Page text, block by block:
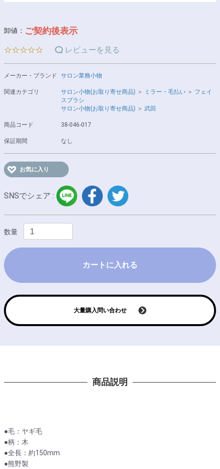
卸値： ご契約後表示
☆☆☆☆☆ レビューを見る
メーカー・ブランド サロン業務小物
関連カテゴリ サロン小物(お取り寄せ商品) ＞ ミラー・毛払い ＞ フェイ
スブラシ
サロン小物(お取り寄せ商品) ＞ 武田
商品コード 38-046-017
保証期間 なし
お気に入り
SNSでシェア :
LINE facebook
数量
カートに入れる
大量購入問い合わせ
商品説明
●毛：ヤギ毛
●柄：木
●全長：約150mm
●熊野製